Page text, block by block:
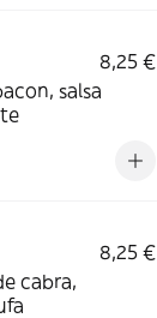
8,25 €
salsa
8,25 €
cabra,